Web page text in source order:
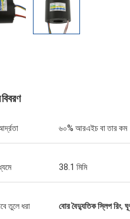
৬০% আরএইচ বা তার কম
38.1 মিমি
তুলে ধরা বোর বৈদ্যুতিক স্লিপ রিং,